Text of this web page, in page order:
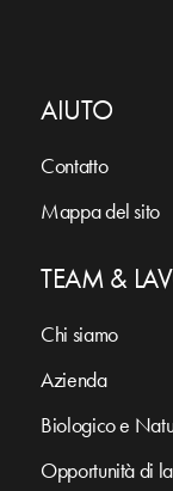
AIUTO
Contatto
Mappa del sito
TEAM &
Chi siamo
Azienda
Biologico e
Opportunità di